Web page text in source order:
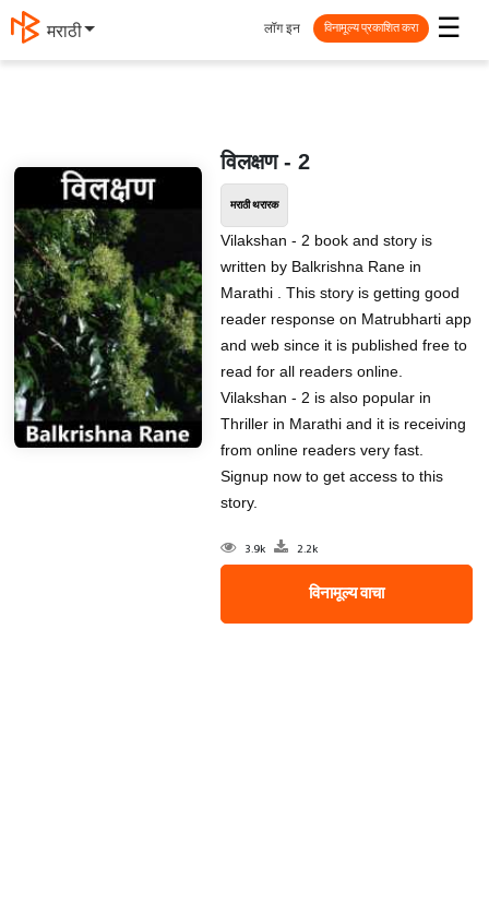
मराठी ☰
लॉग इन विनामूल्य प्रकाशित करा
विलक्षण - 2
मराठी थरारक
Vilakshan - 2 book and story is
written by Balkrishna Rane in
Marathi . This story is getting good
reader response on Matrubharti app
and web since it is published free to
read for all readers online.
Vilakshan - 2 is also popular in
Thriller in Marathi and it is receiving
from online readers very fast.
Signup now to get access to this
story.
3.9k 2.2k
विनामूल्य वाचा